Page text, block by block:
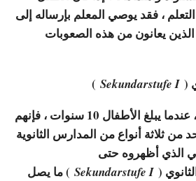
، فقد يوصي المعلم بإرساله إلى
يعانون من هذه الصعوبات
(
Sekundarstufe I
)
بعد المدرسة الابتدائية ، عندما يبلغ الأطفال 10 سنوات ، فإنهم
من ثلاثة أنواع من المدارس الثانوية
الذي أظهروه حتى
(
Sekundarstufe I ) ما يصل